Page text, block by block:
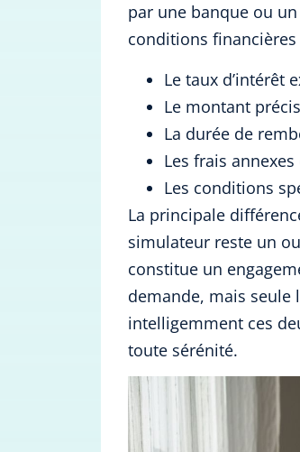
par une banque ou
conditions
Le taux d’intérêt
Le montant
La durée de
Les frais
Les conditions
La principale
simulateur reste un
constitue un
demande, mais seule
intelligemment ces
toute sérénité.